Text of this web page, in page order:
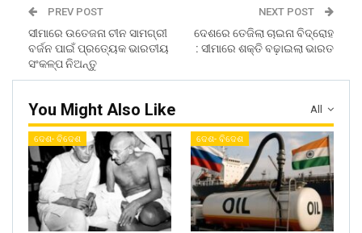
PREV POST
ସୀମାରେ ଉତେଜନା ଚୀନ ସାମଗ୍ରୀ
ବର୍ଜନ ପାଇଁ ପ୍ରତ୍ୟେକ ଭାରତୀୟ
ସଂକଳ୍ପ ନିଅନ୍ତୁ
NEXT POST
ଦେଶରେ ତେଜିଲା ଚାଇନା ବିଦ୍ରୋହ
: ସୀମାରେ ଶକ୍ତି ବଢ଼ାଇଲା ଭାରତ
All
You Might Also Like
ଦେଶ- ବିଦେଶ ଦେଶ- ବିଦେଶ